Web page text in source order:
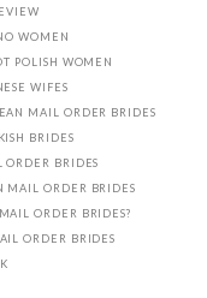
WOMEN
POLISH WOMEN
WIFES
MAIL ORDER BRIDES
BRIDES
BRIDES
MAIL ORDER BRIDES
ORDER BRIDES?
ORDER BRIDES